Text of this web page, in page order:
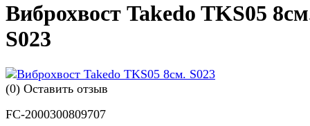
Виброхвост Takedo TKS05
S023
(0) Оставить отзыв
FC-2000300809707